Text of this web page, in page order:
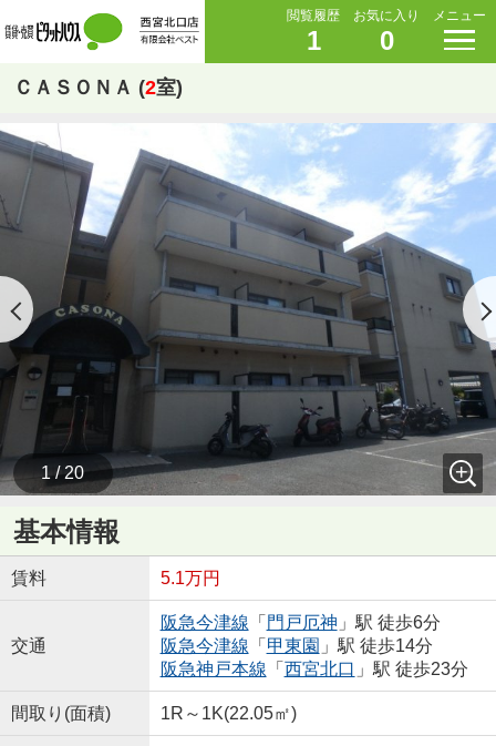
閲覧履歴
1
お気に入り
0
メニュー
ＣＡＳＯＮＡ (2室)
1 / 20
基本情報
賃料 5.1万円
交通
阪急今津線 「 門戸厄神 」駅 徒歩6分
阪急今津線 「 甲東園 」駅 徒歩14分
阪急神戸本線 「 西宮北口 」駅 徒歩23分
間取り(面積) 1R～1K(22.05㎡)